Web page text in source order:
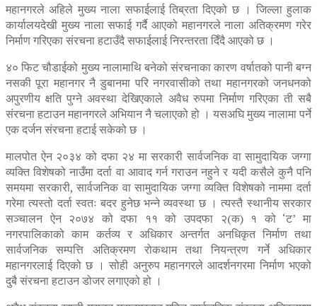
महानगरले अहिले मुख्य नाला सफाईलाई तिब्रता दिएको छ । जिल्ला हुलाक
कार्यालयदेखी मुख्य नाला सफाई गर्दै आएको महानगरले नाला अतिक्रमण गरेर
निर्माण गरिएका संरचना हटाउँदै सफाईलाई निरन्तरता दिँदै आएको छ ।
४० फिट चौडाईको मुख्य नालामाथि बनेको संरचनाका कारण वर्षातको पानी बग्न
नसकी पूरा महानगर नै डुबानमा परि नगरवासीको तथा महानगरको जनधनको
अपुरणीय क्षति पुग्ने अवस्था देखिएकाले अवैध रुपमा निर्माण गरिएका ती सबै
संरचना हटाउन महानगरले अभियान नै चलाएको हो । यसअघि मुख्य नालामा पर्ने
एक दर्जन संरचना हटाई सकेको छ ।
मालपोत ऐन २०३४ को दफा २४ मा सरकारी सार्वजनिक वा सामुदायिक जग्गा
व्यक्ति विशेषको नाउँमा दर्ता वा आवाद गर्न गराउन नहुने र यदी कसैले कुनै पनि
समयमा सरकारी, सार्वजनिक वा सामुदायिक जग्गा व्यक्ति विशेषको नाममा दर्ता
गरेमा त्यस्तो दर्ता स्वतः बदर हुनेछ भन्ने व्यवस्था छ । त्यस्तै स्थानीय सरकार
सञ्चालन ऐन २०७४ को दफा ११ को उपदफा २(क) १ को ‘ट’ मा
नगरपालिकाको काम कर्तव्य र अधिकार अन्तर्गत अनधिकृत निर्माण तथा
सार्वजनिक सम्पत्ति अतिक्रमण रोकथाम तथा नियन्त्रण गर्ने अधिकार
महानगरलाई दिएको छ । सोही अनुरुप महानगरले आदर्शनगरमा निर्माण भएको
दुबै संरचना हटाउन डोजर लगाएको हो ।